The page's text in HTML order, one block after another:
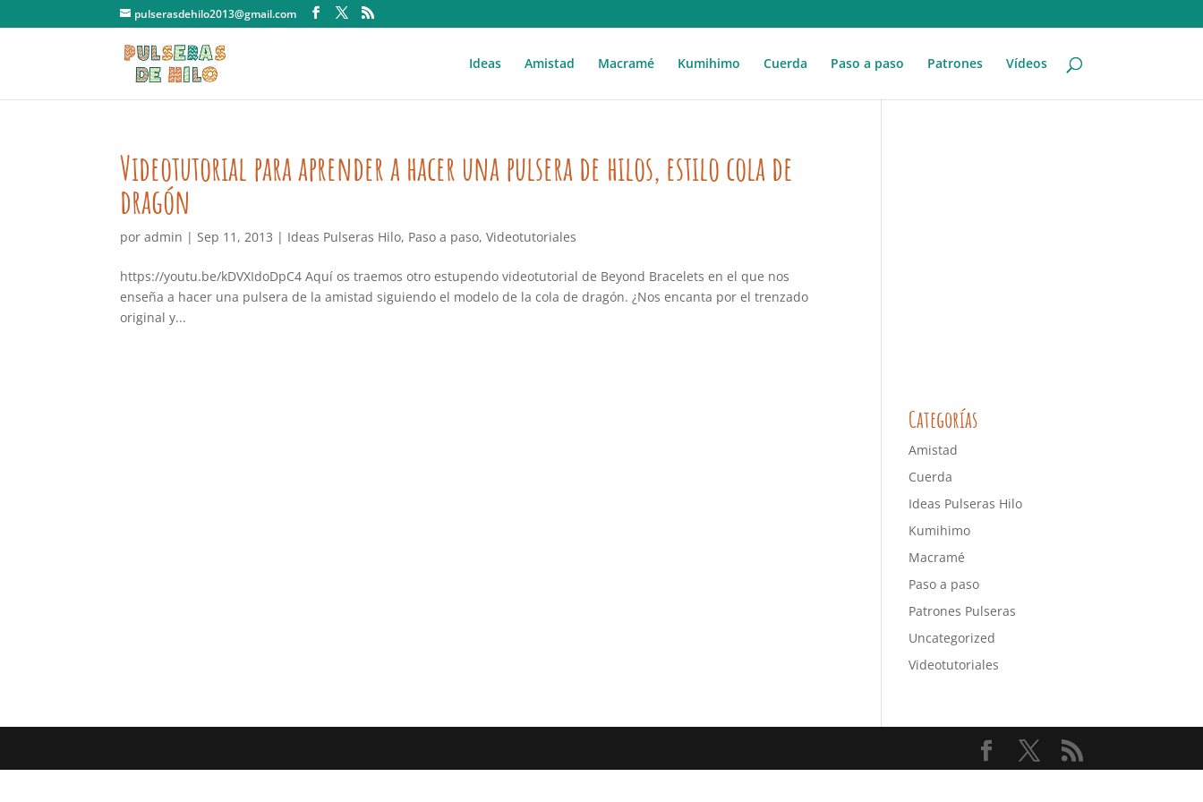
pulserasdehilo2013@gmail.com
Ideas Amistad Macramé Kumihimo Cuerda Paso a paso Patrones Vídeos
Videotutorial para aprender a hacer una pulsera de hilos, estilo cola de
dragón
poradmin |Sep 11, 2013 | Ideas Pulseras Hilo, Paso a paso,Videotutoriales
https://youtu.be/kDVXIdoDpC4 Aquí os traemos otro estupendo videotutorial de Beyond Bracelets en el que nos
enseña a hacer una pulsera de la amistad siguiendo el modelo de la cola de dragón. ¿Nos encanta por el trenzado
original y...
Categorías
Amistad
Cuerda
Ideas Pulseras Hilo
Kumihimo
Macramé
Paso a paso
Patrones Pulseras
Uncategorized
Videotutoriales